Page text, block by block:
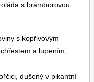
s bramborovou
s kopřivovým
a lupením,
dušený v pikantní